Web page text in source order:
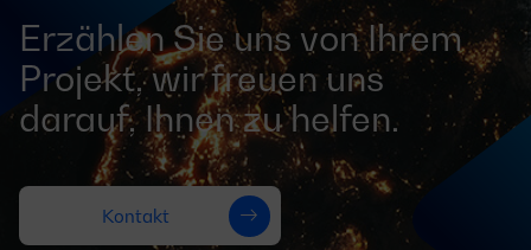
Erzählen Sie uns von Ihrem
Projekt, wir freuen uns
darauf, Ihnen zu helfen.
Kontakt